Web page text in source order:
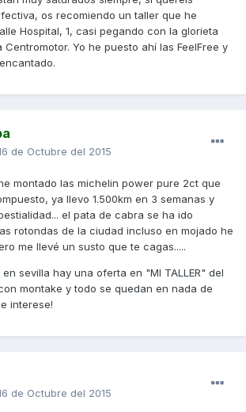
os recomiendo un taller que he
Hospital, 1, casi pegando con la glorieta
Centromotor. Yo he puesto ahí las FeelFree y
de Octubre del 2015
montado las michelin power pure 2ct que
ya llevo 1.500km en 3 semanas y
el pata de cabra se ha ido
rotondas de la ciudad incluso en mojado he
me llevé un susto que te cagas.....
sevilla hay una oferta en "MI TALLER" del
montake y todo se quedan en nada de
interese!
de Octubre del 2015